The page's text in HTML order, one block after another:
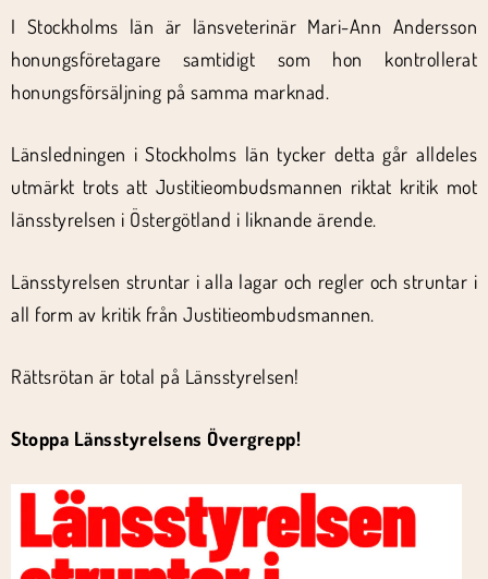
I Stockholms län är länsveterinär Mari-Ann Andersson
honungsföretagare samtidigt som hon kontrollerat
honungsförsäljning på samma marknad.
Länsledningen i Stockholms län tycker detta går alldeles
utmärkt trots att Justitieombudsmannen riktat kritik mot
länsstyrelsen i Östergötland i liknande ärende.
Länsstyrelsen struntar i alla lagar och regler och struntar i
all form av kritik från Justitieombudsmannen.
Rättsrötan är total på Länsstyrelsen!
Stoppa Länsstyrelsens Övergrepp!